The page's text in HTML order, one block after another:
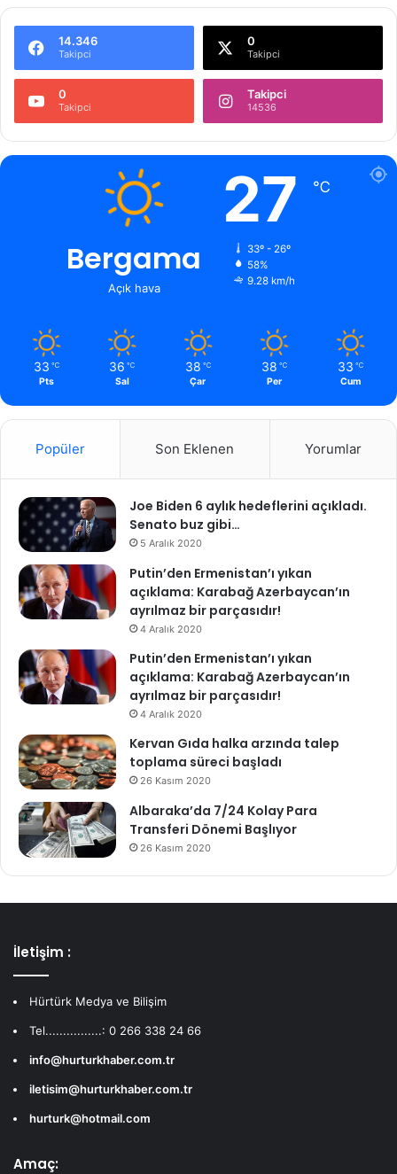
14.346
Takipci
0
Takipci
0
Takipci
Takipci
14536
Bergama
Açık hava
27 ℃
33º - 26º
58%
9.28 km/h
33 ℃
Pts
36 ℃
Sal
38 ℃
Çar
38 ℃
Per
33 ℃
Cum
Popüler Son Eklenen Yorumlar
Joe Biden 6 aylık hedeflerini açıkladı.
Senato buz gibi…
5 Aralık 2020
Putin’den Ermenistan’ı yıkan
açıklama: Karabağ Azerbaycan’ın
ayrılmaz bir parçasıdır!
4 Aralık 2020
Putin’den Ermenistan’ı yıkan
açıklama: Karabağ Azerbaycan’ın
ayrılmaz bir parçasıdır!
4 Aralık 2020
Kervan Gıda halka arzında talep
toplama süreci başladı
26 Kasım 2020
Albaraka’da 7/24 Kolay Para
Transferi Dönemi Başlıyor
26 Kasım 2020
İletişim :
Hürtürk Medya ve Bilişim
Tel................: 0 266 338 24 66
info@hurturkhaber.com.tr
iletisim@hurturkhaber.com.tr
hurturk@hotmail.com
Amaç: